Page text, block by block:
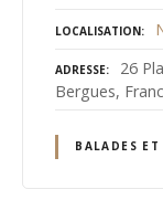
LOCALISATION
ADRESSE
26
Bergues,
BALADES